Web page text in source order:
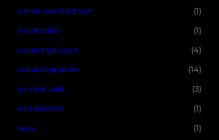
uniek overnachten (1)
vacansoleil (1)
vakantiehuizen (4)
vakantieparken (14)
van der valk (3)
van diemen (1)
veja (1)